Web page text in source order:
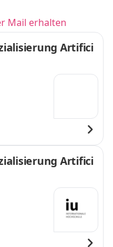
Mail erhalten
Artifici
Artifici